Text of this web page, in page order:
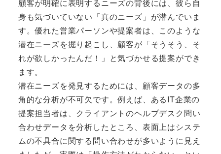
顧客が明確に表明するニーズの背後には、彼ら自
身も気づいていない「真のニーズ」が潜んでいま
す。優れた営業パーソンや提案者は、このような
潜在ニーズを掘り起こし、顧客が「そうそう、そ
れが欲しかったんだ！」と気づかせる提案ができ
ます。
潜在ニーズを発見するためには、顧客データの多
角的な分析が不可欠です。例えば、あるIT企業の
提案担当者は、クライアントのヘルプデスク問い
合わせデータを分析したところ、表面上はシステ
ムの不具合に関する問い合わせが多いように見え